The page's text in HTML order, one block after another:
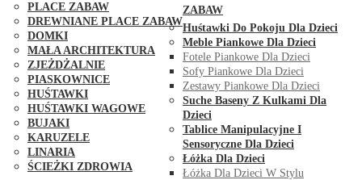
PLACE ZABAW
DREWNIANE PLACE ZABAW
DOMKI
MAŁA ARCHITEKTURA
ZJEŻDŻALNIE
PIASKOWNICE
HUŚTAWKI
HUŚTAWKI WAGOWE
BUJAKI
KARUZELE
LINARIA
ŚCIEŻKI ZDROWIA
ZABAW
Huśtawki Do Pokoju Dla Dzieci
Meble Piankowe Dla Dzieci
Fotele Piankowe Dla Dzieci
Sofy Piankowe Dla Dzieci
Zestawy Piankowe Dla Dzieci
Suche Baseny Z Kulkami Dla
Dzieci
Tablice Manipulacyjne I
Sensoryczne Dla Dzieci
Łóżka Dla Dzieci
Łóżka Dla Dzieci W Stylu